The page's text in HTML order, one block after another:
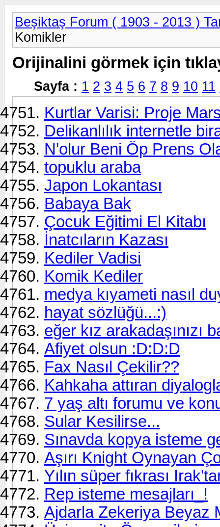
Beşiktaş Forum ( 1903 - 2013 )
Komikler
Orijinalini görmek için
Sayfa : 1 2 3 4 5 6 7 8 9 10 11
Kurtlar Varisi: Proje
Delikanlılık internetle
N'olur Beni Öp Prens
topuklu araba
Japon Lokantası
Babaya Bak
Çocuk Eğitimi El Kitabı
İnatcıların Kazası
Kediler Vadisi
Komik Kediler
medya kıyameti nasıl
hayat sözlüğü...:)
eğer kız arakadaşınızı
Afiyet olsun :D:D:D
Fax Nasıl Çekilir??
Kahkaha attıran
7 yaş altı forumu ve
Sular Kesilirse...
Sınavda kopya isteme
Aşırı Knight Oynayan
Yılın süper fıkrası
Rep isteme mesajları_!
Ajdarla Zekeriya Beyaz